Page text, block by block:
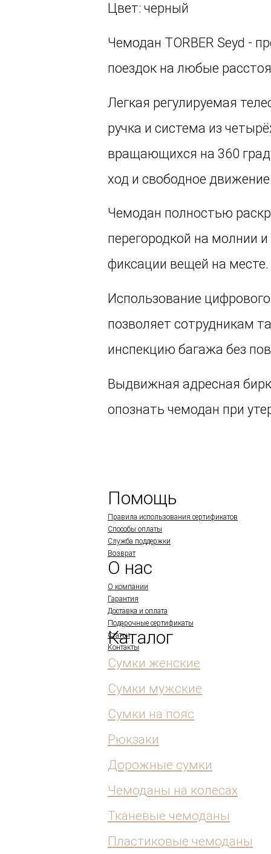
Цвет: черный
Чемодан TORBER Seyd -
поездок на любые
Легкая регулируемая
ручка и система из
вращающихся на 360
ход и свободное
Чемодан полностью
перегородкой на молнии
фиксации вещей на месте.
Использование
позволяет сотрудникам
инспекцию багажа без
Выдвижная адресная
опознать чемодан при
Помощь
Правила использования сертификатов
Способы оплаты
Служба поддержки
Возврат
О нас
О компании
Гарантия
Доставка и оплата
Подарочные сертификаты
Статьи
Контакты
Каталог
Сумки женские
Сумки мужские
Сумки на пояс
Рюкзаки
Дорожные сумки
Чемоданы на колесах
Тканевые чемоданы
Пластиковые чемоданы